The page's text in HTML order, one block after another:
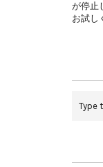
が停止
お試し